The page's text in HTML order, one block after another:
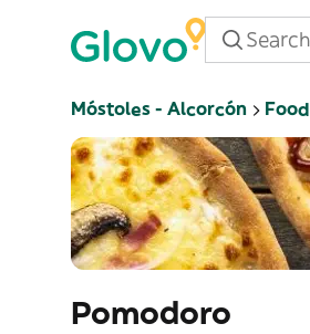
Móstoles - Alcorcón Food
Pomodoro